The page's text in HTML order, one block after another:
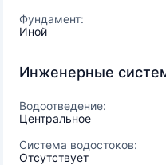
Фундамент:
Иной
Инженерные
Водоотведение:
Центральное
Система водостоков:
Отсутствует